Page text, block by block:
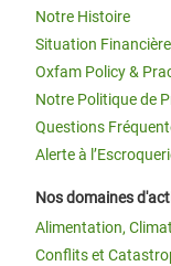
Notre Histoire
Situation
Oxfam Policy &
Notre Politique de
Questions
Alerte à
Nos domaines
Alimentation,
Conflits et